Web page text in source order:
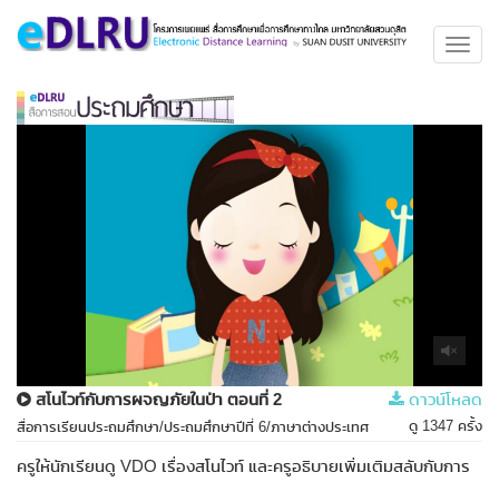
สโนไวท์กับการผจญภัยในป่า ตอนที่ 2 ดาวน์โหลด
สื่อการเรียนประถมศึกษา/ประถมศึกษาปีที่ 6/ภาษาต่างประเทศ ดู 1347 ครั้ง
ครูให้นักเรียนดู VDO เรื่องสโนไวท์ และครูอธิบายเพิ่มเติมสลับกับการ